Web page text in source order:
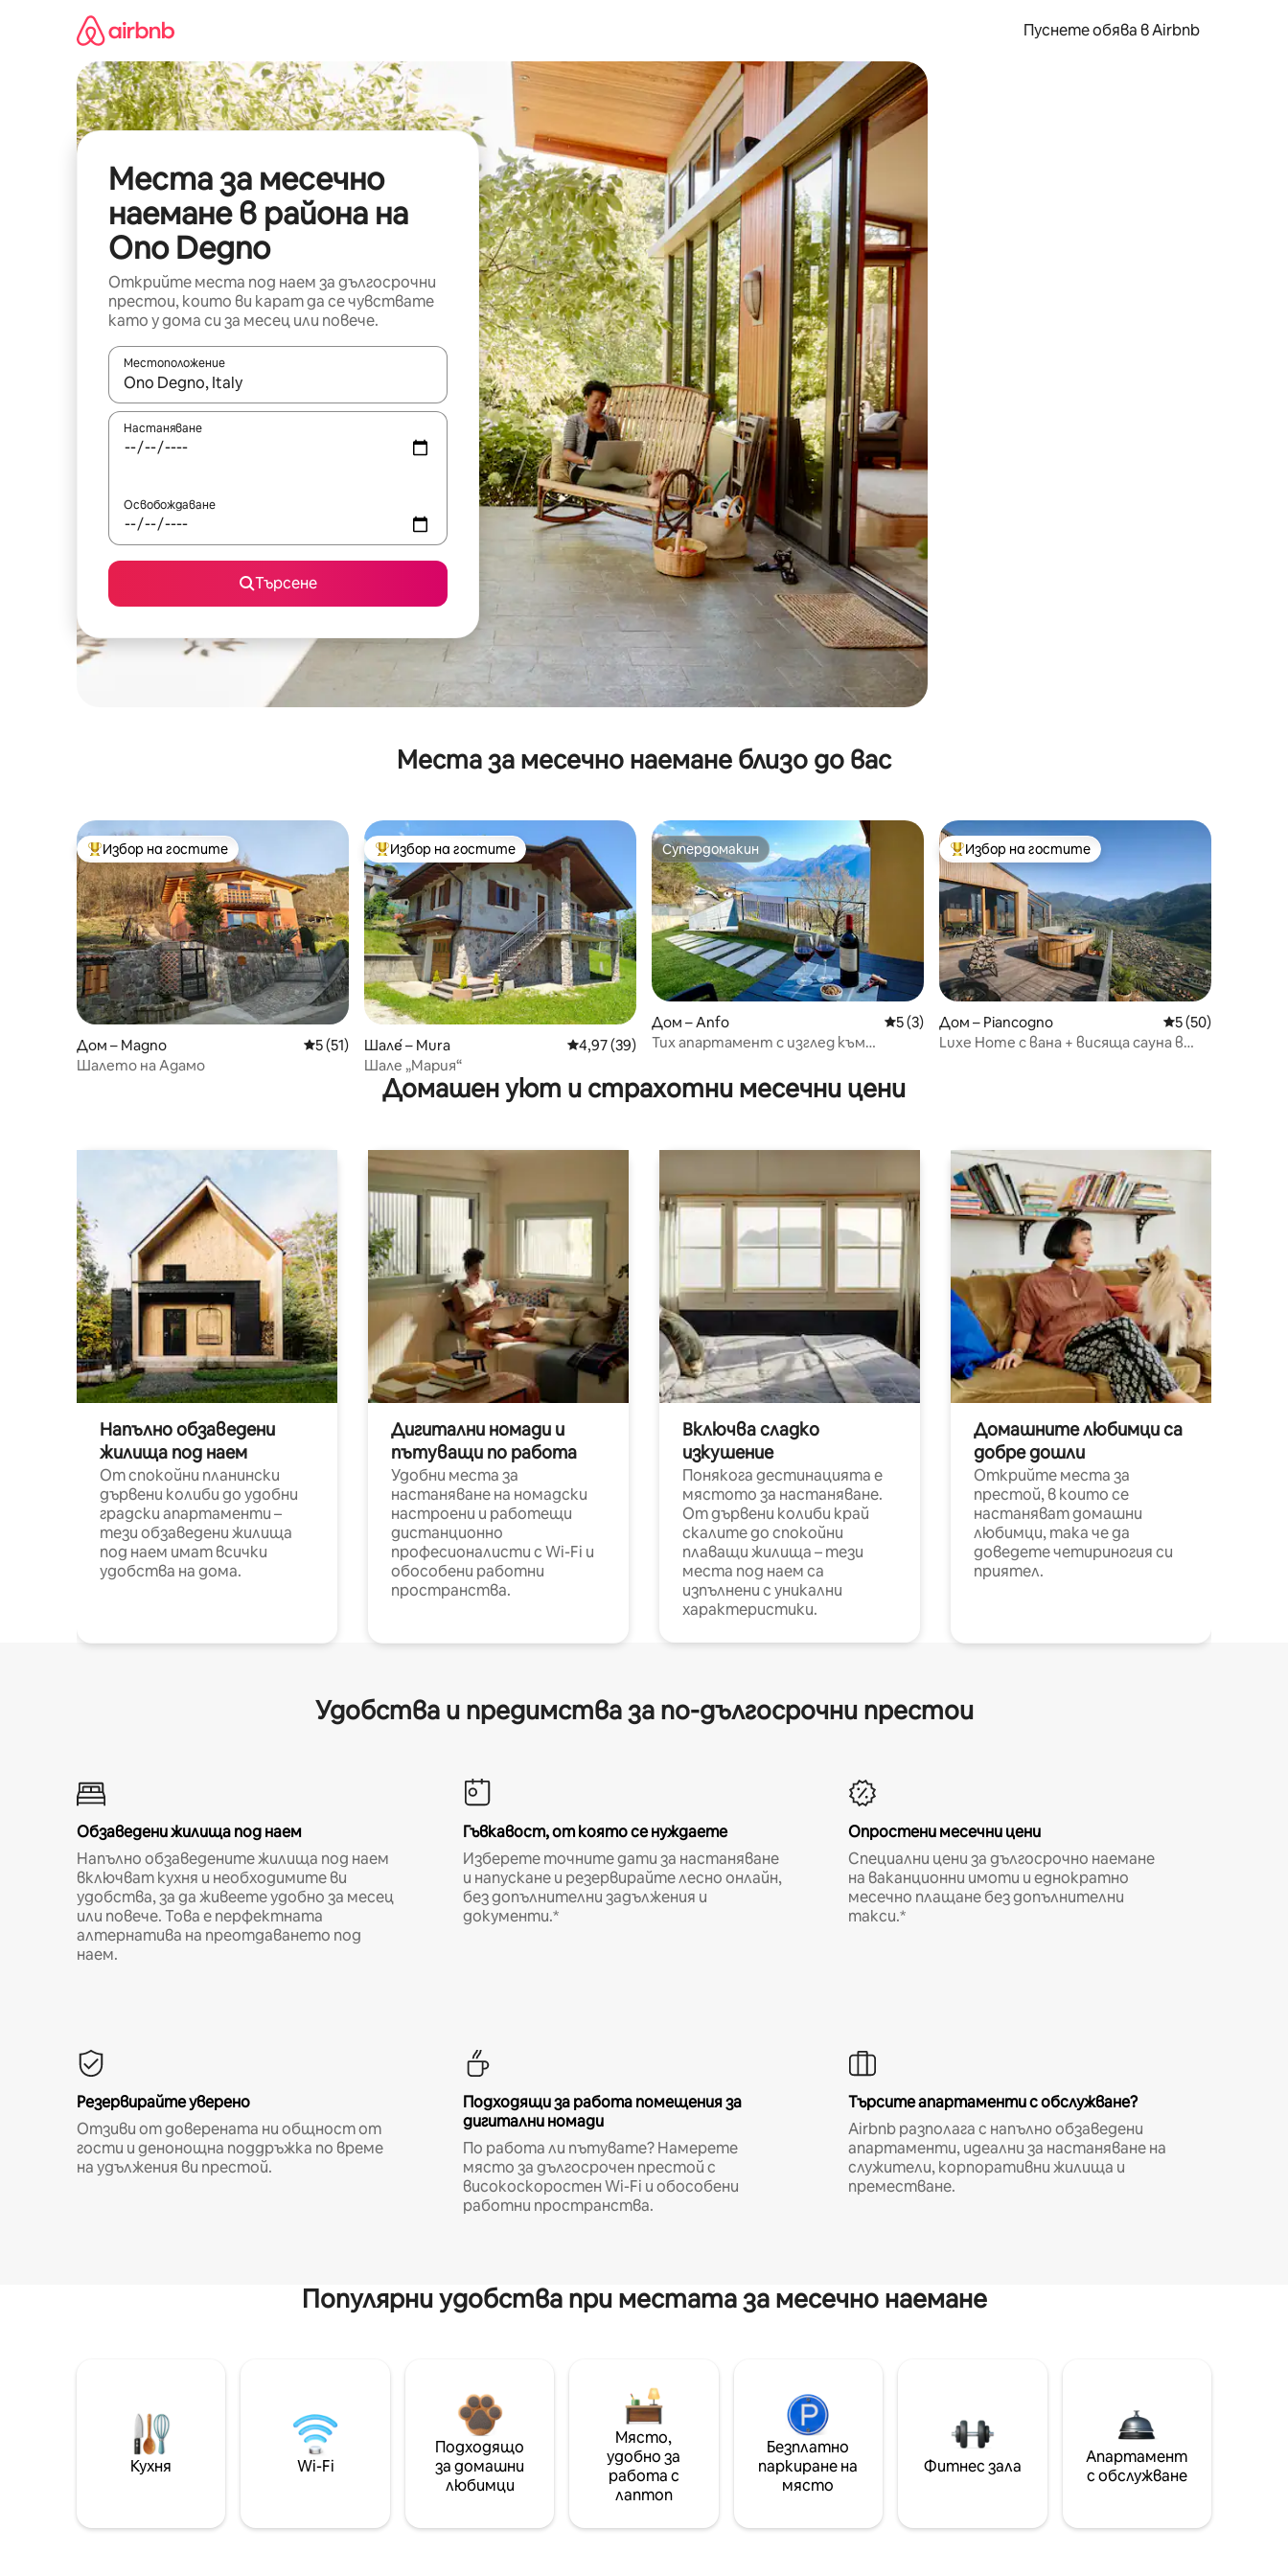
съдържанието
Пуснете обява в Airbnb
Места за месечно
наемане в района на
Ono Degno
Открийте места под наем за дългосрочни
престои, които ви карат да се чувствате
като у дома си за месец или повече.
Местоположение
Когато резултатите се покажат, използвайте клавишите със стрелки нагоре и надолу или навигирайте с докосване или плъзгане.
Настаняване
Освобождаване
Търсене
Места за месечно наемане близо до вас
Най-популярен избор на гостите
Избор на гостите
Дом – Magno Средна оценка: 5 от 5, 51 отзива
5 (51)
Шалето на Адамо
Най-популярен избор на гостите
Избор на гостите
Шале́ – Mura Средна оценка: 4,97 от 5, 39 отзива
4,97 (39)
Шале „Мария“
Супердомакин
Супердомакин
Дом – Anfo Средна оценка: 5 от 5, 3 отзива
5 (3)
Тих апартамент с изглед към
Най-популярен избор на гостите
Избор на гостите
Дом – Piancogno Средна оценка:
5 (50)
Luxe Home с вана + висяща сауна в
Домашен уют и страхотни месечни цени
Напълно обзаведени
жилища под наем
От спокойни планински
дървени колиби до удобни
градски апартаменти –
тези обзаведени жилища
под наем имат всички
удобства на дома.
Дигитални номади и
пътуващи по работа
Удобни места за
настаняване на номадски
настроени и работещи
дистанционно
професионалисти с Wi-Fi и
обособени работни
пространства.
Включва сладко
изкушение
Понякога дестинацията е
мястото за настаняване.
От дървени колиби край
скалите до спокойни
плаващи жилища – тези
места под наем са
изпълнени с уникални
характеристики.
Домашните любимци са
добре дошли
Открийте места за
престой, в които се
настаняват домашни
любимци, така че да
доведете четириногия си
приятел.
Удобства и предимства за по-дългосрочни престои
Обзаведени жилища под наем
Напълно обзаведените жилища под наем
включват кухня и необходимите ви
удобства, за да живеете удобно за месец
или повече. Това е перфектната
алтернатива на преотдаването под
наем.
Гъвкавост, от която се нуждаете
Изберете точните дати за настаняване
и напускане и резервирайте лесно онлайн,
без допълнителни задължения и
документи.*
Опростени месечни цени
Специални цени за дългосрочно наемане
на ваканционни имоти и еднократно
месечно плащане без допълнителни
такси.*
Резервирайте уверено
Отзиви от доверената ни общност от
гости и денонощна поддръжка по време
на удължения ви престой.
Подходящи за работа помещения за
дигитални номади
По работа ли пътувате? Намерете
място за дългосрочен престой с
високоскоростен Wi-Fi и обособени
работни пространства.
Търсите апартаменти с обслужване?
Airbnb разполага с напълно обзаведени
апартаменти, идеални за настаняване на
служители, корпоративни жилища и
преместване.
Популярни удобства при местата за месечно наемане
Кухня Wi-Fi
Подходящо
за домашни
любимци
Място,
удобно за
работа с
лаптоп
Безплатно
паркиране на
място
Фитнес зала
Апартамент
с обслужване